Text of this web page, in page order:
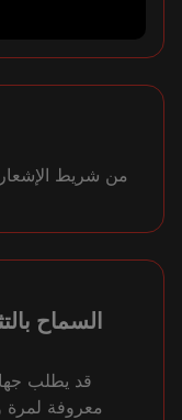
السماح
قد يطلب
معروفة لمرة